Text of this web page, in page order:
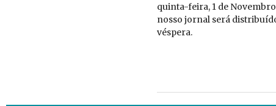
quinta-feira, 1 de
nosso jornal será
vés­pera.